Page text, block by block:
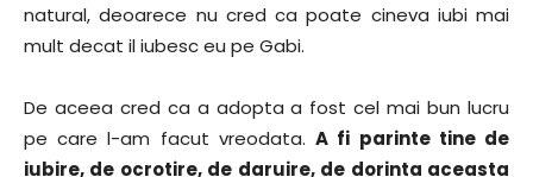
natural, deoarece nu cred ca poate cineva iubi mai
mult decat il iubesc eu pe Gabi.
De aceea cred ca a adopta a fost cel mai bun lucru
pe care l-am facut vreodata.A fi parinte tine de
iubire, de ocrotire, de daruire, de dorinta aceasta